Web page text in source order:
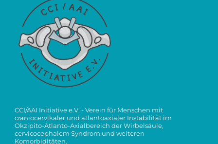
CCI/AAI Initiative e.V. - Verein für Menschen mit
craniocervikaler und atlantoaxialer Instabilität im
Okzipito-Atlanto-Axialbereich der Wirbelsäule,
cervicocephalem Syndrom und weiteren
Komorbiditäten.